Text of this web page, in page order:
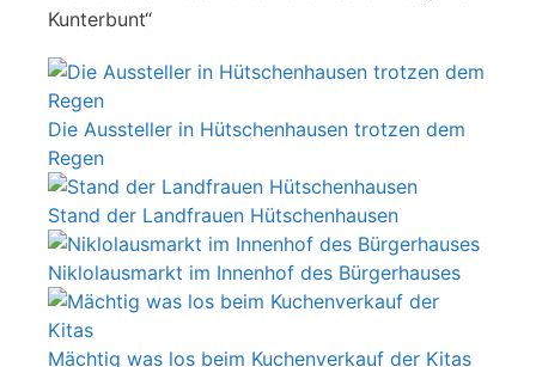
Kunterbunt“
Die Aussteller in Hütschenhausen trotzen dem
Regen
Stand der Landfrauen Hütschenhausen
Niklolausmarkt im Innenhof des Bürgerhauses
Mächtig was los beim Kuchenverkauf der Kitas